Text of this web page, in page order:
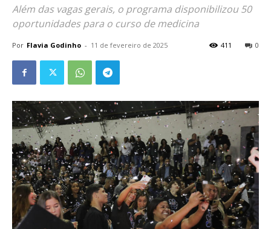
Além das vagas gerais, o programa disponibilizou 50
oportunidades para o curso de medicina
Por Flavia Godinho - 11 de fevereiro de 2025 0
411